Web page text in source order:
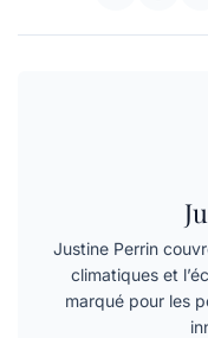
Justine Perrin
climatiques et
marqué pour les